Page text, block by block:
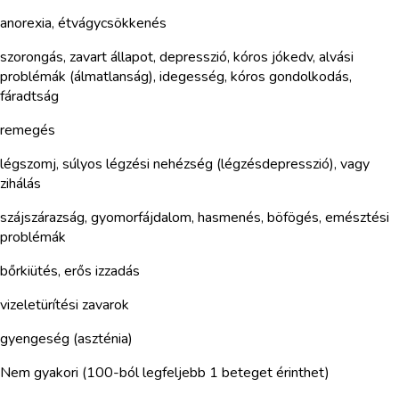
anorexia, étvágycsökkenés
szorongás, zavart állapot, depresszió, kóros jókedv, alvási
problémák (álmatlanság), idegesség, kóros gondolkodás,
fáradtság
remegés
légszomj, súlyos légzési nehézség (légzésdepresszió), vagy
zihálás
szájszárazság, gyomorfájdalom, hasmenés, böfögés, emésztési
problémák
bőrkiütés, erős izzadás
vizeletürítési zavarok
gyengeség (aszténia)
Nem gyakori (100-ból legfeljebb 1 beteget érinthet)